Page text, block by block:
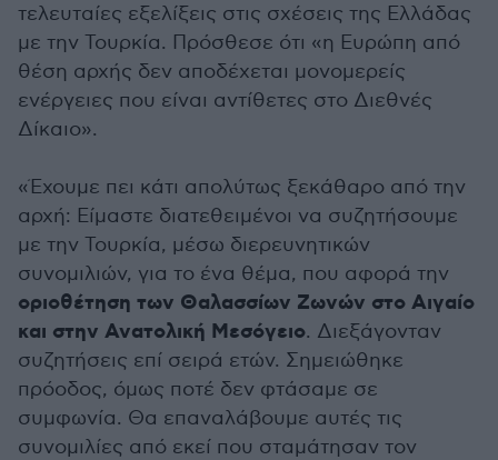
τελευταίες εξελίξεις στις σχέσεις της Ελλάδας
με την Τουρκία. Πρόσθεσε ότι «η Ευρώπη από
θέση αρχής δεν αποδέχεται μονομερείς
ενέργειες που είναι αντίθετες στο Διεθνές
Δίκαιο».
«Έχουμε πει κάτι απολύτως ξεκάθαρο από την
αρχή: Είμαστε διατεθειμένοι να συζητήσουμε
με την Τουρκία, μέσω διερευνητικών
συνομιλιών, για το ένα θέμα, που αφορά την
οριοθέτηση των Θαλασσίων Ζωνών στο Αιγαίο
και στην Ανατολική Μεσόγειο. Διεξάγονταν
συζητήσεις επί σειρά ετών. Σημειώθηκε
πρόοδος, όμως ποτέ δεν φτάσαμε σε
συμφωνία. Θα επαναλάβουμε αυτές τις
συνομιλίες από εκεί που σταμάτησαν τον